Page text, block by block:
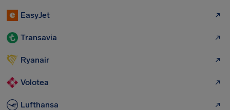
EasyJet
Transavia
Ryanair
Volotea
Lufthansa